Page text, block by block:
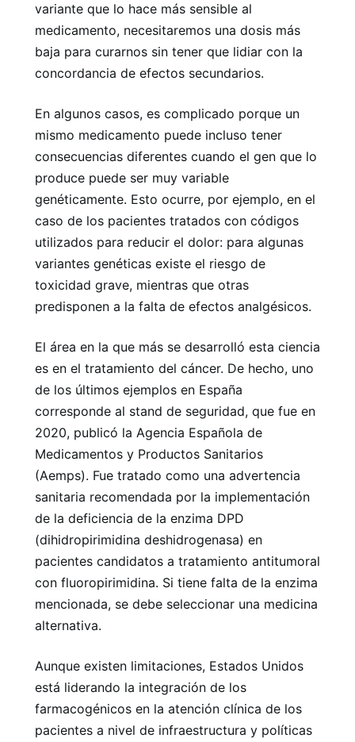
variante que lo hace más sensible al
medicamento, necesitaremos una dosis más
baja para curarnos sin tener que lidiar con la
concordancia de efectos secundarios.
En algunos casos, es complicado porque un
mismo medicamento puede incluso tener
consecuencias diferentes cuando el gen que lo
produce puede ser muy variable
genéticamente. Esto ocurre, por ejemplo, en el
caso de los pacientes tratados con códigos
utilizados para reducir el dolor: para algunas
variantes genéticas existe el riesgo de
toxicidad grave, mientras que otras
predisponen a la falta de efectos analgésicos.
El área en la que más se desarrolló esta ciencia
es en el tratamiento del cáncer. De hecho, uno
de los últimos ejemplos en España
corresponde al stand de seguridad, que fue en
2020, publicó la Agencia Española de
Medicamentos y Productos Sanitarios
(Aemps). Fue tratado como una advertencia
sanitaria recomendada por la implementación
de la deficiencia de la enzima DPD
(dihidropirimidina deshidrogenasa) en
pacientes candidatos a tratamiento antitumoral
con fluoropirimidina. Si tiene falta de la enzima
mencionada, se debe seleccionar una medicina
alternativa.
Aunque existen limitaciones, Estados Unidos
está liderando la integración de los
farmacogénicos en la atención clínica de los
pacientes a nivel de infraestructura y políticas